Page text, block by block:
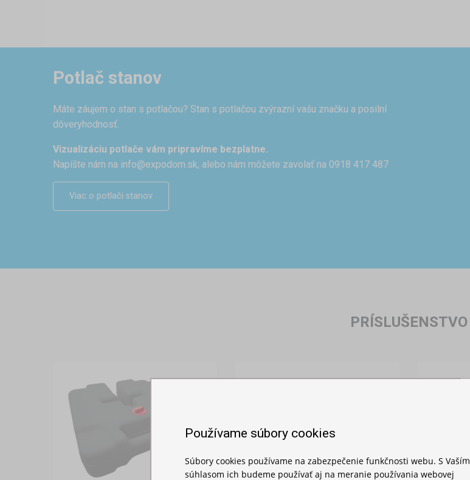
Potlač stanov
Máte záujem o stan s potlačou? Stan s potlačou zvýrazní vašu značku a posilní
dôveryhodnosť.
Vizualizáciu potlače vám pripravíme bezplatne.
Napíšte nám na info@expodom.sk, alebo nám môžete zavolať na 0918 417 487
Viac o potlači stanov
PRÍSLUŠENSTVO
Používame súbory cookies
Súbory cookies používame na zabezpečenie funkčnosti webu. S Vaším
súhlasom ich budeme používať aj na meranie používania webovej